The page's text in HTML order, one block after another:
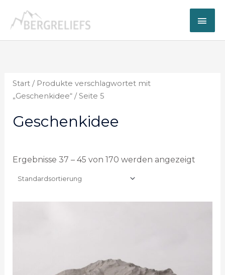
Inhalt
springen
Start/ Produkte verschlagwortet mit
„Geschenkidee“/ Seite 5
Geschenkidee
Ergebnisse 37 – 45 von 170 werden angezeigt